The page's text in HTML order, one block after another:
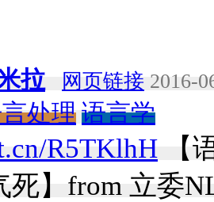
拉 网页链接 2016-
处理 语言学
R5TKlhH 【
死】from 立委